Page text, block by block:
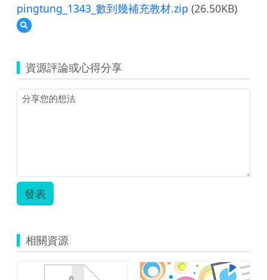
pingtung_1343_數到幾補充教材.zip (26.50KB)
預
覽
到
幾
補
充
資源評論或心得分享
發表
相關資源